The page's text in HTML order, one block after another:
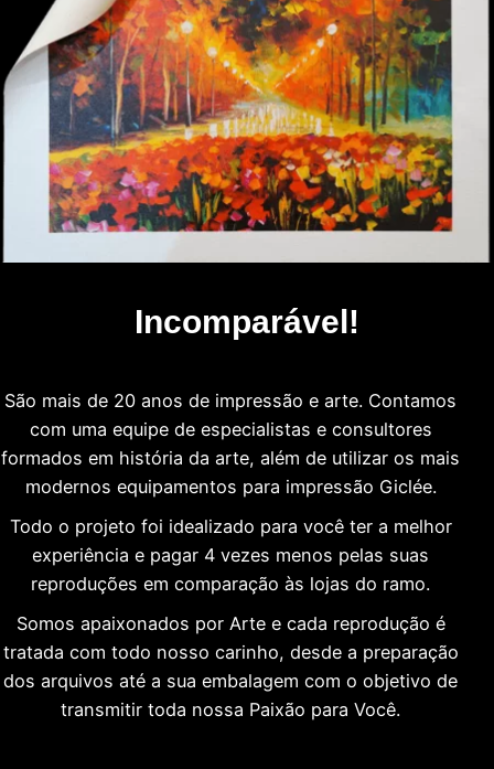
Incomparável!
São mais de 20 anos de impressão e arte. Contamos
com uma equipe de especialistas e consultores
formados em história da arte, além de utilizar os mais
modernos equipamentos para impressão Giclée.
Todo o projeto foi idealizado para você ter a melhor
experiência e pagar 4 vezes menos pelas suas
reproduções em comparação às lojas do ramo.
Somos apaixonados por Arte e cada reprodução é
tratada com todo nosso carinho, desde a preparação
dos arquivos até a sua embalagem com o objetivo de
transmitir toda nossa Paixão para Você.